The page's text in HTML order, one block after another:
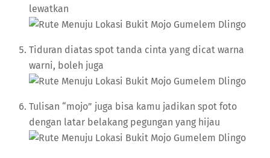
lewatkan
Tiduran diatas spot tanda cinta yang dicat warna
warni, boleh juga
Tulisan “mojo” juga bisa kamu jadikan spot foto
dengan latar belakang pegungan yang hijau